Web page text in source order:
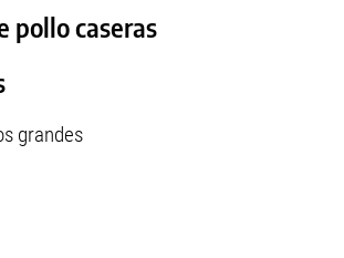
pollo caseras
grandes